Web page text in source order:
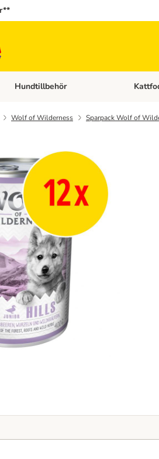
Open category menu: Hundfoder
Hundtillbehör Open
Wolf of Wilderness Sparpack Wolf of